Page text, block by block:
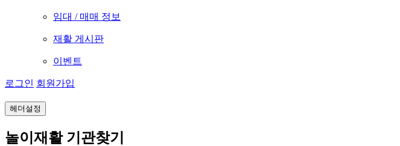
임대 / 매매 정보
재활 게시판
이벤트
로그인 회원가입
헤더설정
놀이재활 기관찾기